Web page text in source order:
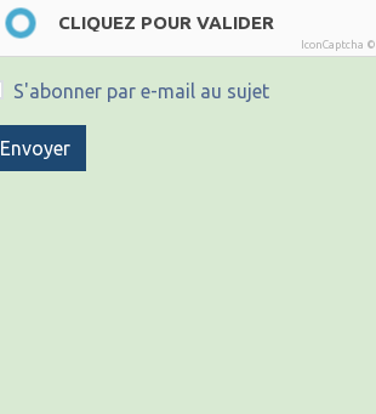
CLIQUEZ POUR VALIDER
IconCaptcha ©
S'abonner par e-mail au sujet
Envoyer